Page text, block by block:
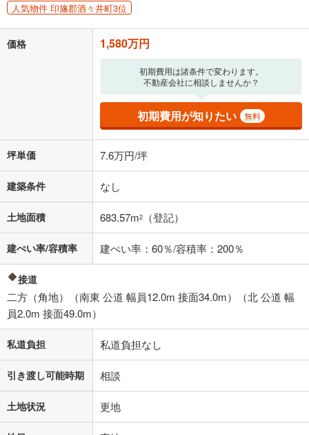
人気物件 印旛郡酒々井町3位
価格 1,580万円
初期費用は諸条件で変わります。
不動産会社に相談しませんか？
初期費用が知りたい 無料
坪単価 7.6万円/坪
建築条件 なし
土地面積 683.57m2 （登記）
建ぺい率/容積率 建ぺい率：60％/容積率：200％
接道
二方（角地）（南東 公道 幅員12.0m 接面34.0m）（北 公道 幅
員2.0m 接面49.0m）
私道負担 私道負担なし
引き渡し可能時期 相談
土地状況 更地